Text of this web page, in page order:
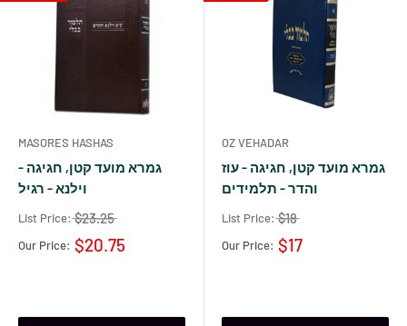
MASORES HASHAS
גמרא מועד קטן, חגיגה -
וילנא - רגיל
List Price: $23.25
Our Price: $20.75
OZ VEHADAR
גמרא מועד קטן, חגיגה - עוז
והדר - תלמידים
List Price: $18
Our Price: $17